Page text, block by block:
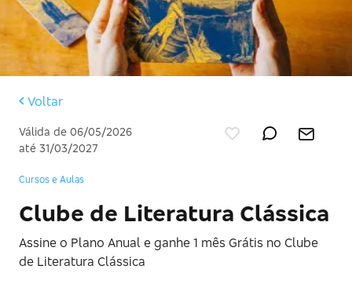
Voltar
Válida de 06/05/2026
até 31/03/2027
Cursos e Aulas
Clube de Literatura Clássica
Assine o Plano Anual e ganhe 1 mês Grátis no Clube
de Literatura Clássica